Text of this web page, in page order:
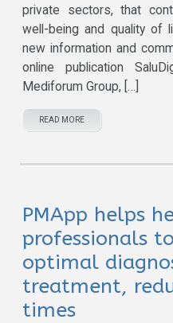
private sectors, that
well-being and quality
new information and
online publication
Mediforum Group, […]
READ MORE
PMApp helps
professionals
optimal
treatment,
times